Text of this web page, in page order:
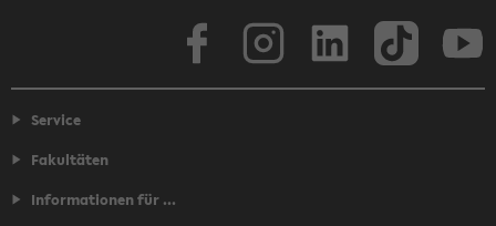
Service
Fakultäten
Informationen für ...